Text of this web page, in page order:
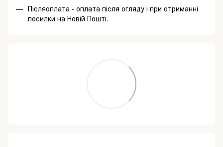
Післяоплата - оплата після огляду і при отриманні
посилки на Новій Пошті.